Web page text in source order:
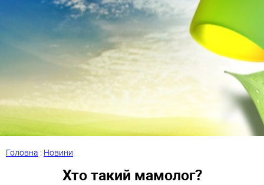
Головна : Новини
Хто такий мамолог?